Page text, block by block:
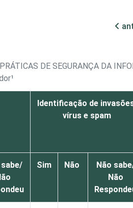
DE SEGURANÇA DA
Identificação de
vírus e spam
sabe/
Sim Não
Não
Não